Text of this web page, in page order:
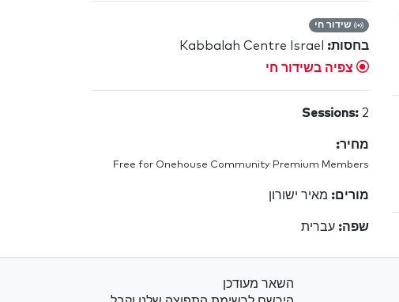
שידור חי
בחסות:
Kabbalah Centre Israel
צפיה בשידור חי
Sessions: 2
מחיר:
Free for Onehouse Community Premium Members
מורים: מאיר ישורון
שפה: עברית
השאר מעודכן